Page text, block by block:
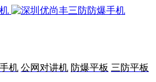
机 公网对讲机 防爆平板 三防平板